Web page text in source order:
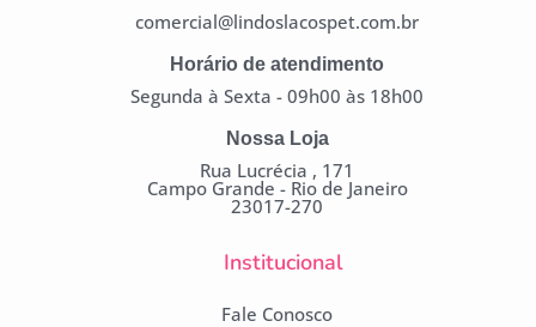
comercial@lindoslacospet.com.br
Horário de atendimento
Segunda à Sexta - 09h00 às 18h00
Nossa Loja
Rua Lucrécia , 171
Campo Grande - Rio de Janeiro
23017-270
Institucional
Fale Conosco